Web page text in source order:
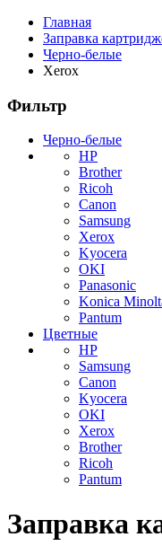
Главная
Заправка
Черно-белые
Xerox
Фильтр
Черно-белые
HP
Brother
Ricoh
Canon
Samsung
Xerox
Kyocera
OKI
Panasonic
Konica
Pantum
Цветные
HP
Samsung
Canon
Kyocera
OKI
Xerox
Brother
Ricoh
Pantum
Заправка